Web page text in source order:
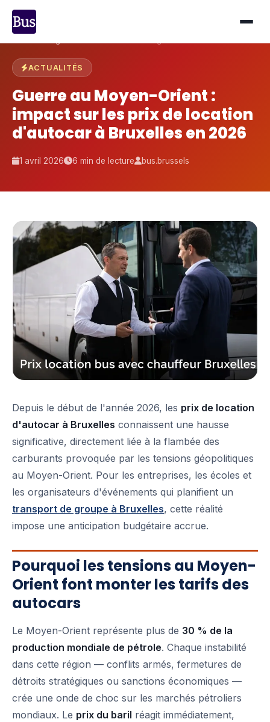
ACTUALITÉS
Guerre au Moyen-Orient :
impact sur les prix de location
d'autocar à Bruxelles en 2026
1 avril 2026 6 min de lecture bus.brussels
Depuis le début de l'année 2026, les prix de location
d'autocar à Bruxelles connaissent une hausse
significative, directement liée à la flambée des
carburants provoquée par les tensions géopolitiques
au Moyen-Orient. Pour les entreprises, les écoles et
les organisateurs d'événements qui planifient un
transport de groupe à Bruxelles, cette réalité
impose une anticipation budgétaire accrue.
Pourquoi les tensions au Moyen-
Orient font monter les tarifs des
autocars
Le Moyen-Orient représente plus de 30 % de la
production mondiale de pétrole. Chaque instabilité
dans cette région — conflits armés, fermetures de
détroits stratégiques ou sanctions économiques —
crée une onde de choc sur les marchés pétroliers
mondiaux. Le prix du baril réagit immédiatement,